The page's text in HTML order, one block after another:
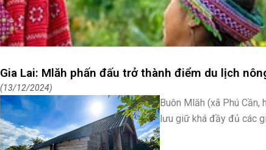
Gia Lai: Mlăh phấn đấu trở thành điểm du lịch
13/12/2024
Buôn Mlăh (xã Phú Cần,
lưu giữ khá đầy đủ các